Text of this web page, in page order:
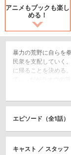
アニメもブックも楽し
める！
暴力の荒野に自らを
民衆を支配していく
に帰ることを決める
て…。だがラオウの
謎の人物が立ちふさ
に暴力と闘い続けて
ち向かう。北斗神拳
ウ。哀しくも美し
-。原作で明かされな
いた!あの時の感動が
エピソード（全1話）
キャスト ／ スタッフ